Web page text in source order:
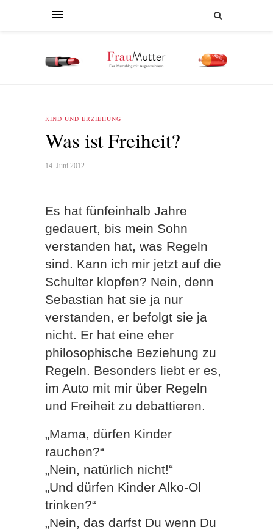
KIND UND ERZIEHUNG
Was ist Freiheit?
14. Juni 2012
Es hat fünfeinhalb Jahre
gedauert, bis mein Sohn
verstanden hat, was Regeln
sind. Kann ich mir jetzt auf die
Schulter klopfen? Nein, denn
Sebastian hat sie ja nur
verstanden, er befolgt sie ja
nicht. Er hat eine eher
philosophische Beziehung zu
Regeln. Besonders liebt er es,
im Auto mit mir über Regeln
und Freiheit zu debattieren.
„Mama, dürfen Kinder
rauchen?“
„Nein, natürlich nicht!“
„Und dürfen Kinder Alko-Ol
trinken?“
„Nein, das darfst Du wenn Du